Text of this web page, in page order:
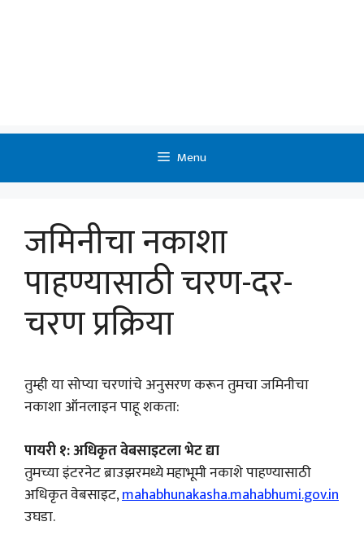
Menu
जमिनीचा नकाशा
पाहण्यासाठी चरण-दर-
चरण प्रक्रिया
तुम्ही या सोप्या चरणांचे अनुसरण करून तुमचा जमिनीचा
नकाशा ऑनलाइन पाहू शकता:
पायरी १: अधिकृत वेबसाइटला भेट द्या
तुमच्या इंटरनेट ब्राउझरमध्ये महाभूमी नकाशे पाहण्यासाठी
अधिकृत वेबसाइट,mahabhunakasha.mahabhumi.gov.in
उघडा.